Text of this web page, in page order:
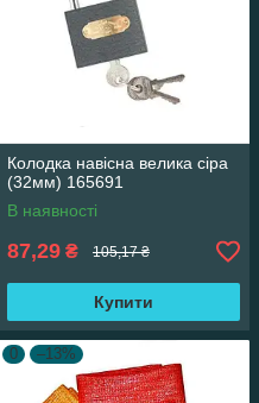
Колодка навісна велика сіра
(32мм) 165691
В наявності
87,29 ₴ 105,17 ₴
Купити
0 –13%